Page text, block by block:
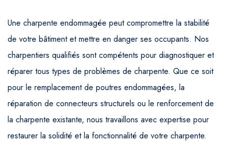
Une charpente endommagée peut compromettre la stabilité
de votre bâtiment et mettre en danger ses occupants. Nos
charpentiers qualifiés sont compétents pour diagnostiquer et
réparer tous types de problèmes de charpente. Que ce soit
pour le remplacement de poutres endommagées, la
réparation de connecteurs structurels ou le renforcement de
la charpente existante, nous travaillons avec expertise pour
restaurer la solidité et la fonctionnalité de votre charpente.